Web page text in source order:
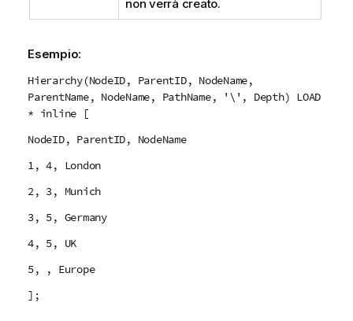
non verrà creato.
Esempio:
Hierarchy(NodeID, ParentID, NodeName,
ParentName, NodeName, PathName, '\', Depth) LOAD
* inline [
NodeID, ParentID, NodeName
1, 4, London
2, 3, Munich
3, 5, Germany
4, 5, UK
5, , Europe
];